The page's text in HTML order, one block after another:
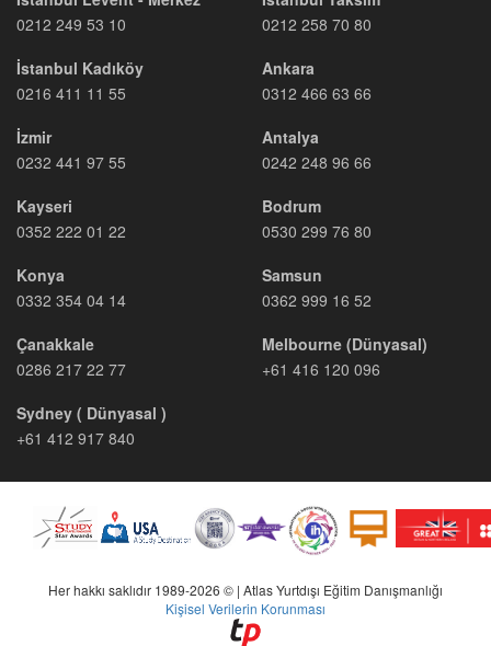
0212 249 53 10
0212 258 70 80
İstanbul Kadıköy
0216 411 11 55
Ankara
0312 466 63 66
İzmir
0232 441 97 55
Antalya
0242 248 96 66
Kayseri
0352 222 01 22
Bodrum
0530 299 76 80
Konya
0332 354 04 14
Samsun
0362 999 16 52
Çanakkale
0286 217 22 77
Melbourne (Dünyasal)
+61 416 120 096
Sydney ( Dünyasal )
+61 412 917 840
Her hakkı saklıdır 1989-2026 © | Atlas Yurtdışı Eğitim Danışmanlığı
Kişisel Verilerin Korunması